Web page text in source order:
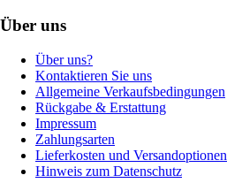
Über uns
Über uns?
Kontaktieren Sie uns
Allgemeine Verkaufsbedingungen
Rückgabe & Erstattung
Impressum
Zahlungsarten
Lieferkosten und Versandoptionen
Hinweis zum Datenschutz